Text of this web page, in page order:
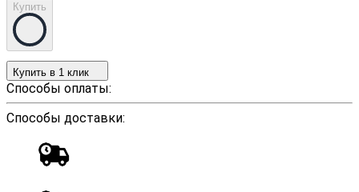
Купить
Купить в 1 клик
Способы оплаты:
Способы доставки: